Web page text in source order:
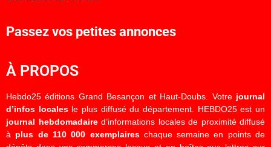
Passez vos petites annonces
À PROPOS
Hebdo25 éditions Grand Besançon et Haut-Doubs. Votre journal
d’infos localesle plus diffusé du département. HEBDO25 est un
journal hebdomadaired’informations locales de proximité diffusé
à plus de 110 000 exemplaireschaque semaine en points de